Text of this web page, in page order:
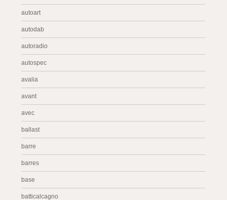
autoart
autodab
autoradio
autospec
avalia
avant
avec
ballast
barre
barres
base
batticalcagno